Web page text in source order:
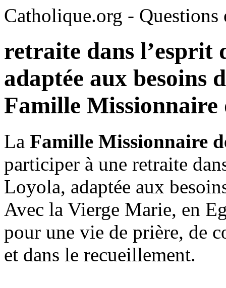
Catholique.org - Questions
retraite dans l’esprit
adaptée aux besoins
Famille Missionnaire
La Famille Missionnaire
participer à une retraite
Loyola, adaptée aux
Avec la Vierge Marie, en
pour une vie de prière, de
et dans le recueillement.